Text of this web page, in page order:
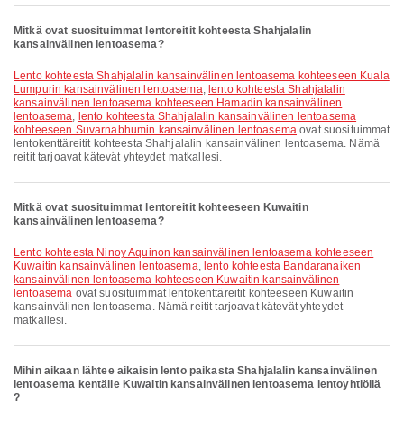
Mitkä ovat suosituimmat lentoreitit kohteesta Shahjalalin
kansainvälinen lentoasema?
lento kohteesta Shahjalalin kansainvälinen lentoasema kohteeseen Kuala
Lumpurin kansainvälinen lentoasema, lento kohteesta Shahjalalin
kansainvälinen lentoasema kohteeseen Hamadin kansainvälinen
lentoasema, lento kohteesta Shahjalalin kansainvälinen lentoasema
kohteeseen Suvarnabhumin kansainvälinen lentoasema ovat suosituimmat
lentokenttäreitit kohteesta Shahjalalin kansainvälinen lentoasema. Nämä
reitit tarjoavat kätevät yhteydet matkallesi.
Mitkä ovat suosituimmat lentoreitit kohteeseen Kuwaitin
kansainvälinen lentoasema?
lento kohteesta Ninoy Aquinon kansainvälinen lentoasema kohteeseen
Kuwaitin kansainvälinen lentoasema, lento kohteesta Bandaranaiken
kansainvälinen lentoasema kohteeseen Kuwaitin kansainvälinen
lentoasema ovat suosituimmat lentokenttäreitit kohteeseen Kuwaitin
kansainvälinen lentoasema. Nämä reitit tarjoavat kätevät yhteydet
matkallesi.
Mihin aikaan lähtee aikaisin lento paikasta Shahjalalin kansainvälinen
lentoasema kentälle Kuwaitin kansainvälinen lentoasema lentoyhtiöllä
?